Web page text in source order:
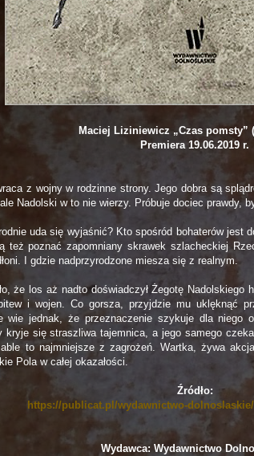
Maciej Liziniewicz „Czas pomsty”
Premiera 19.06.2019 r.
z wojny w rodzinne strony. Jego dobra są
Nadolski w to nie wierzy. Próbuje dociec prawdy,
uda się wyjaśnić? Kto spośród bohaterów jest
też poznać zapomniany skrawek szlacheckiej
I gdzie nadprzyrodzone miesza się z realnym.
że los aż nadto doświadczył Żegotę
i wojen. Co gorsza, przyjdzie mu uklęknąć
wie jednak, że przeznaczenie szykuje dla niego
kryje się straszliwa tajemnica, a jego samego
to najmniejsze z zagrożeń. Wartka, żywa
Pola w całej okazałości.
Źródło:
https://publicat.pl/wydawnictwo-
Wydawca: Wydawnictwo